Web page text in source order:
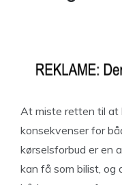
At miste retten til at
konsekvenser for
kørselsforbud er en
kan få som bilist, og